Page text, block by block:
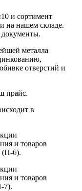
и сортимент
на нашем складе.
.
металла
отверстий и
прайс.
в
и товаров
(П-6).
и товаров
7).